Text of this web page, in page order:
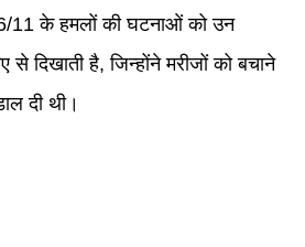
11 के हमलों की घटनाओं को उन
दिखाती है, जिन्होंने मरीजों को बचाने
दी थी।